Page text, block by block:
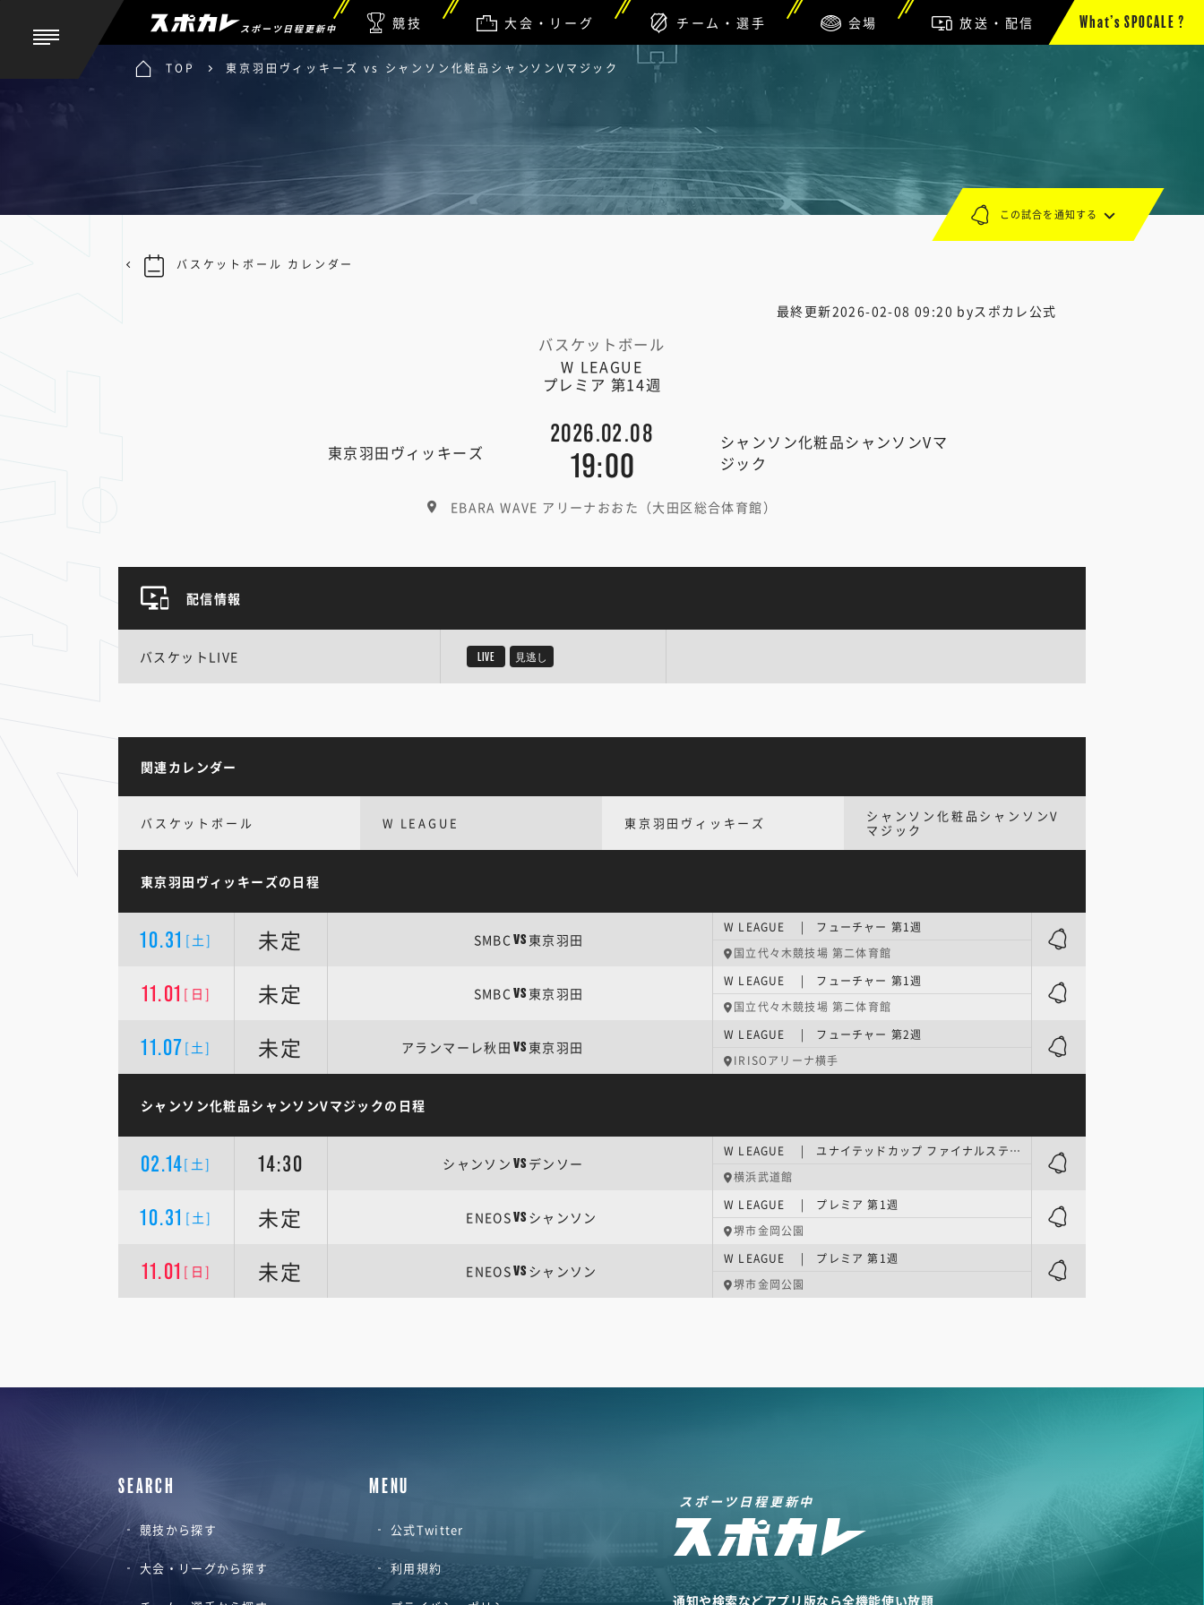
スポーツ日程更新中 競技 大会・リーグ チーム・選手 会場 放送・配信 What’s SPOCALE ?
TOP 東京羽田ヴィッキーズ vs シャンソン化粧品シャンソンVマジック
最終更新2026-02-08 09:20 byスポカレ公式
バスケットボール
W LEAGUE
プレミア 第14週
東京羽田ヴィッキーズ
2026.02.08
19:00
シャンソン化粧品シャンソンVマ
ジック
EBARA WAVE アリーナおおた（大田区総合体育館）
この試合を通知する
バスケットボール カレンダー
配信情報
バスケットLIVE LIVE 見逃し
関連カレンダー
バスケットボール W LEAGUE 東京羽田ヴィッキーズ
シャンソン化粧品シャンソンV
マジック
東京羽田ヴィッキーズの日程
10.31 [土] 未定 SMBCVS 東京羽田
W LEAGUE | フューチャー 第1週
国立代々木競技場 第二体育館
11.01 [日] 未定 SMBCVS 東京羽田
W LEAGUE | フューチャー 第1週
国立代々木競技場 第二体育館
11.07 [土] 未定 アランマーレ秋田 VS 東京羽田
W LEAGUE | フューチャー 第2週
IRISOアリーナ横手
シャンソン化粧品シャンソンVマジックの日程
02.14[土] 14:30 シャンソン VS デンソー
W LEAGUE | ユナイテッドカップ ファイナルステージ／準決勝
横浜武道館
10.31 [土] 未定 ENEOSVS シャンソン
W LEAGUE | プレミア 第1週
堺市金岡公園
11.01 [日] 未定 ENEOSVS シャンソン
W LEAGUE | プレミア 第1週
堺市金岡公園
SEARCH
競技から探す
大会・リーグから探す
MENU
公式Twitter
利用規約
スポーツ日程更新中
通知や検索などアプリ版なら全機能使い放題